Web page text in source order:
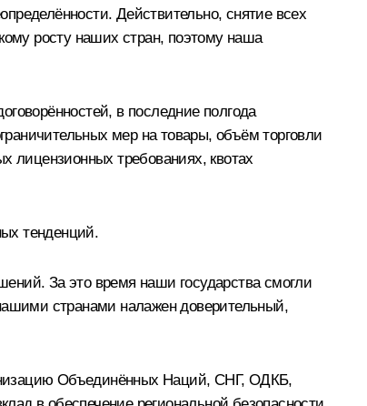
Действительно, снятие всех
росту наших стран, поэтому наша
в последние полгода
мер на товары, объём торговли
лицензионных требованиях, квотах
тенденций.
За это время наши государства смогли
странами налажен доверительный,
Объединённых Наций, СНГ, ОДКБ,